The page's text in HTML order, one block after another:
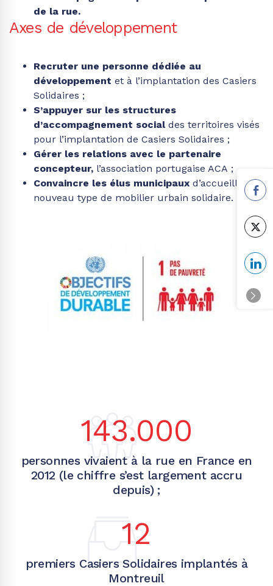
de la rue.
Axes de développement
Recruter une personne dédiée au
développement et à l’implantation des Casiers
Solidaires ;
S’appuyer sur les structures
d’accompagnement socialdes territoires visés
pour l’implantation de Casiers Solidaires ;
Gérer les relations avec le partenaire
concepteur, l’association portugaise ACA ;
Convaincre les élus municipaux d’accueillir ce
nouveau type de mobilier urbain solidaire.
143.000
personnes vivaient à la rue en France en
2012 (le chiffre s’est largement accru
depuis) ;
12
premiers Casiers Solidaires implantés à
Montreuil